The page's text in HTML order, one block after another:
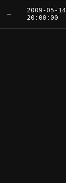
—
2009-05-14
20:00:00